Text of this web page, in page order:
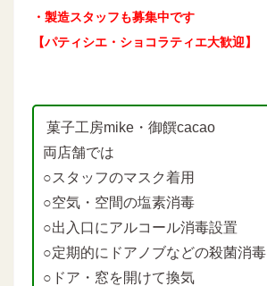
・製造スタッフも募集中です
【パティシエ・ショコラティエ大歓迎】
菓子工房mike・御饌cacao
両店舗では
○スタッフのマスク着用
○空気・空間の塩素消毒
○出入口にアルコール消毒設置
○定期的にドアノブなどの殺菌消毒
○ドア・窓を開けて換気